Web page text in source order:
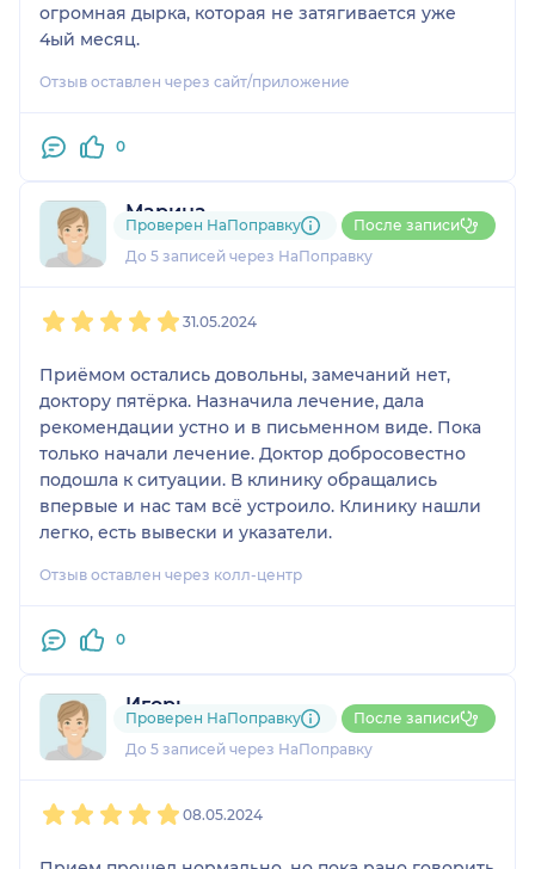
огромная дырка, которая не затягивается уже
4ый месяц.
Отзыв оставлен через сайт/приложение
0
Марина
1 отзыв
До 5 записей через НаПоправку
Проверен НаПоправку После записи
31.05.2024
Приёмом остались довольны, замечаний нет,
доктору пятёрка. Назначила лечение, дала
рекомендации устно и в письменном виде. Пока
только начали лечение. Доктор добросовестно
подошла к ситуации. В клинику обращались
впервые и нас там всё устроило. Клинику нашли
легко, есть вывески и указатели.
Отзыв оставлен через колл-центр
0
Игорь
1 отзыви1 оценка
До 5 записей через НаПоправку
Проверен НаПоправку После записи
08.05.2024